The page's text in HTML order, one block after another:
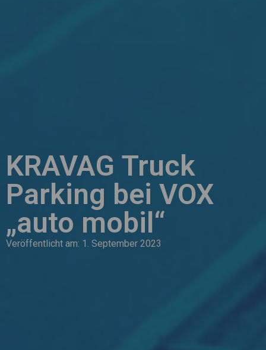
KRAVAG Truck
Parking bei VOX
„auto mobil“
Veröffentlicht am: 1. September 2023